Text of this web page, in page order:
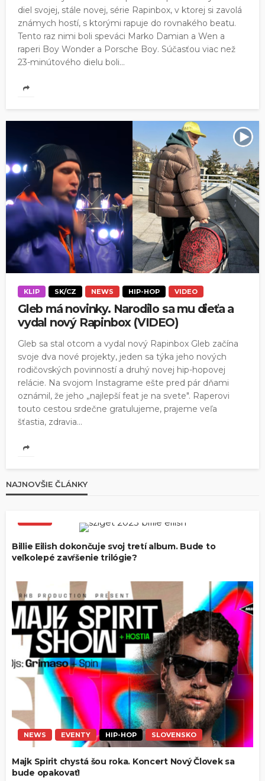
diel svojej, stále novej, série Rapinbox, v ktorej si zavolá
známych hostí, s ktorými rapuje do rovnakého beatu.
Tento raz nimi boli speváci Marko Damian a Wen a
raperi Boy Wonder a Porsche Boy. Súčasťou viac než
23-minútového dielu boli...
KLIP SK/CZ NEWS HIP-HOP VIDEO
Gleb má novinky. Narodilo sa mu dieťa a
vydal nový Rapinbox (VIDEO)
Gleb sa stal otcom a vydal nový Rapinbox Gleb začína
svoje dva nové projekty, jeden sa týka jeho nových
rodičovských povinností a druhý novej hip-hopovej
relácie. Na svojom Instagrame ešte pred pár dňami
oznámil, že jeho „najlepší feat je na svete". Raperovi
touto cestou srdečne gratulujeme, prajeme veľa
šťastia, zdravia...
NAJNOVŠIE ČLÁNKY
Billie Eilish dokončuje svoj tretí album. Bude to
veľkolepé zavŕšenie trilógie?
NEWS EVENTY HIP-HOP SLOVENSKO
Majk Spirit chystá šou roka. Koncert Nový Človek sa
bude opakovať!